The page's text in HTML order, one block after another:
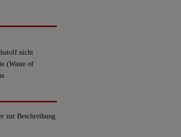
nicht
(Waste of
das
zur Beschreibung